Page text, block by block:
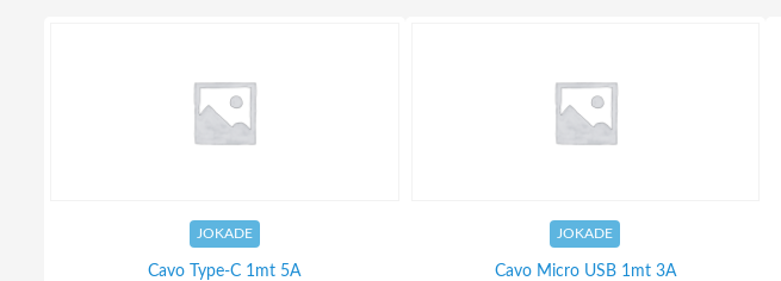
JOKADE
Cavo Type-C 1mt 5A
JOKADE
Cavo Micro USB 1mt 3A